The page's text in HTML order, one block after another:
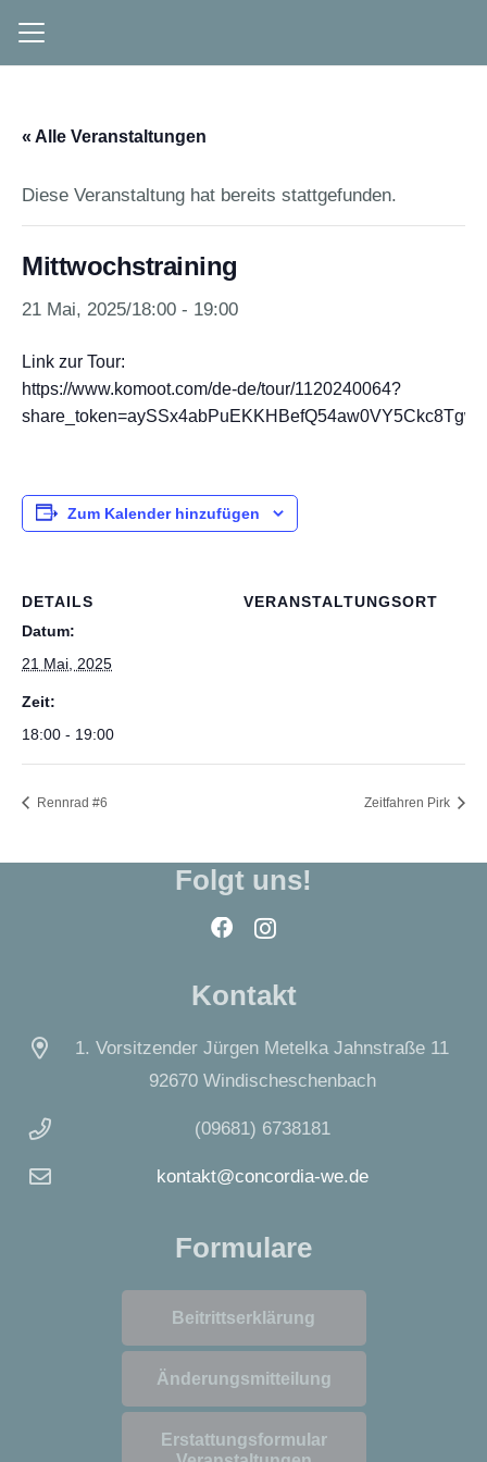
« Alle Veranstaltungen
Diese Veranstaltung hat bereits stattgefunden.
Mittwochstraining
21 Mai, 2025/18:00 - 19:00
Link zur Tour:
https://www.komoot.com/de-de/tour/1120240064?
Zum Kalender hinzufügen
DETAILS
Datum:
21 Mai, 2025
Zeit:
18:00 - 19:00
VERANSTALTUNGSORT
Rennrad #6 Zeitfahren Pirk
Folgt uns!
Kontakt
1. Vorsitzender Jürgen Metelka Jahnstraße 11
92670 Windischeschenbach
(09681) 6738181
kontakt@concordia-we.de
Formulare
Beitrittserklärung
Änderungsmitteilung
Erstattungsformular